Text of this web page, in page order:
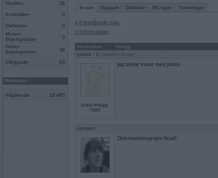
Giraffen 26
Krokodilen 0
Elefanten
0
Musen
Böjningslistan
0
Grisen
Böjningslistan
36
Inloggade 62
Mobilspel
Pågående 18 465
Snack Support Ordlekar IRL-spel Turneringar
« Föregående sida
« Första sidan
Användare
Inlägg
jonisk - Ej medlem längre
Antal inlägg:
7985
jag börjar trivas med jonisk.
nystan1
Diskmaskinsgrejen fixad!